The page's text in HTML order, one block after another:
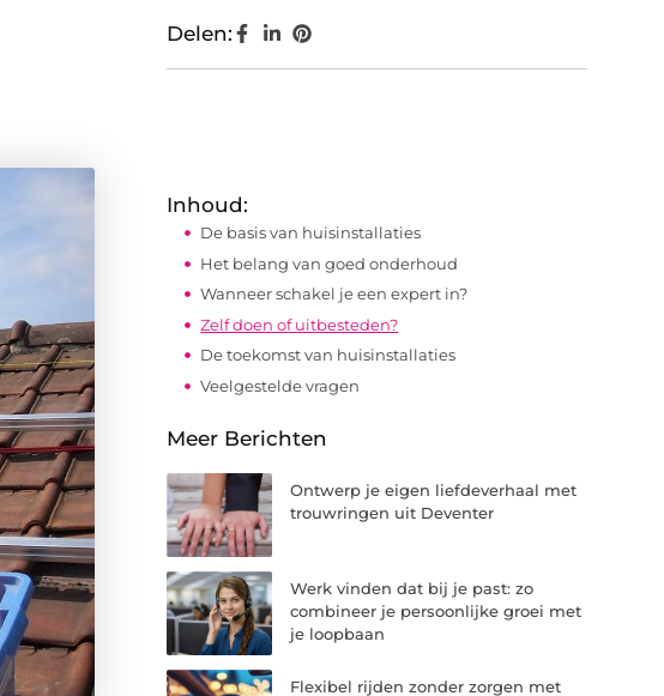
Delen:
Inhoud:
De basis van huisinstallaties
Het belang van goed onderhoud
Wanneer schakel je een expert in?
Zelf doen of uitbesteden?
De toekomst van huisinstallaties
Veelgestelde vragen
Meer Berichten
Ontwerp je eigen liefdeverhaal met
trouwringen uit Deventer
Werk vinden dat bij je past: zo
combineer je persoonlijke groei met
je loopbaan
Flexibel rijden zonder zorgen met